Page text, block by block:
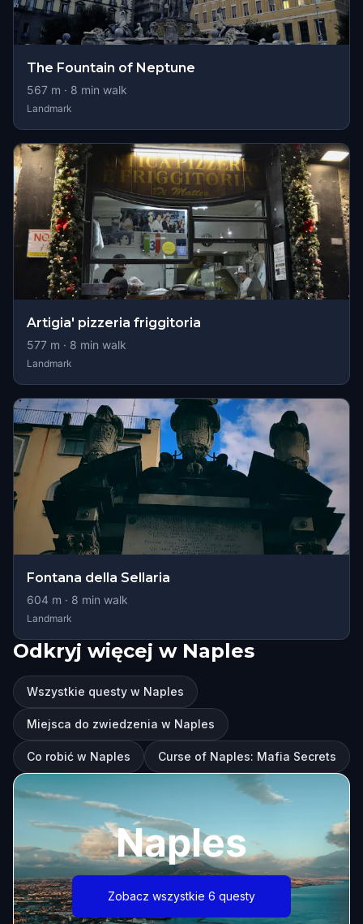
The Fountain of Neptune
567 m · 8 min walk
Landmark
Artigia' pizzeria friggitoria
577 m · 8 min walk
Landmark
Fontana della Sellaria
604 m · 8 min walk
Landmark
Odkryj więcej w Naples
Wszystkie questy w Naples
Miejsca do zwiedzenia w Naples
Co robić w Naples Curse of Naples: Mafia Secrets
Naples
Zobacz wszystkie 6 questy